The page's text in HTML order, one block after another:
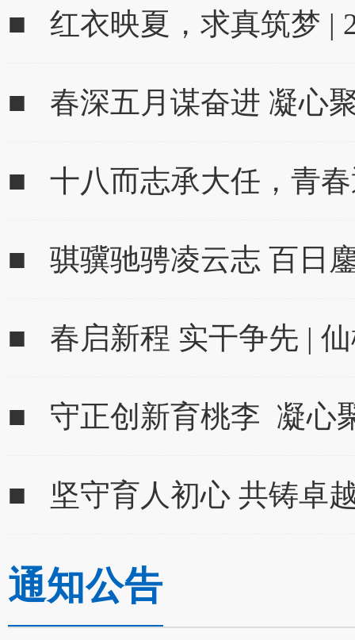
■ 红衣映夏，求真筑梦 |
■ 春深五月谋奋进 凝心
■ 十八而志承大任，青
■ 骐骥驰骋凌云志 百日
■ 春启新程 实干争先 |
■ 守正创新育桃李 凝心
■ 坚守育人初心 共铸卓
通知公告